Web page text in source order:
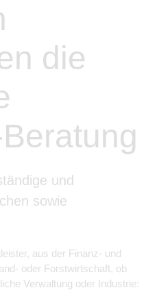
die
und
sowie
aus der Finanz- und
oder Forstwirtschaft, ob
Verwaltung oder Industrie: